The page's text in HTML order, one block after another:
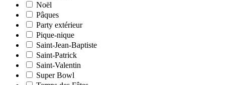
Noël
Pâques
Party extérieur
Pique-nique
Saint-Jean-Baptiste
Saint-Patrick
Saint-Valentin
Super Bowl